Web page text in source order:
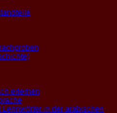
erlernen
Lehnwörter in der arabischen